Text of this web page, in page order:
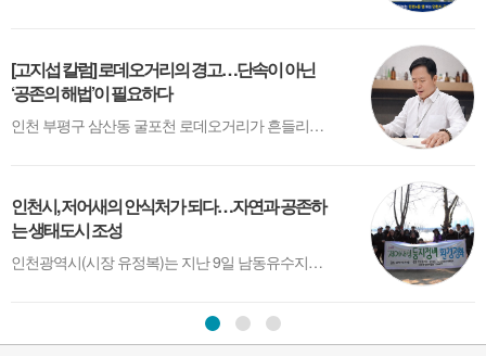
[고지섭 칼럼] 로데오거리의 경고…단속이 아닌
‘공존의 해법’이 필요하다
인천 부평구 삼산동 굴포천 로데오거리가 흔들리고 있다. 겉으로는 불법 테라스 단속을 둘러싼 갈등이지만, 그 이면을 들여다보면 훨씬 구조적인 문제가 자리하고 있다. 장사가 예전 같지 않은 상황에서 생존을 위한 선택이 ‘위법’으로 규정되고, 행정은 그 위에 칼날을 들이대고 있다.상인들에게 테라스는 사치가 아니다. 한 명의 ...
인천시, 저어새의 안식처가 되다…자연과 공존하
는 생태도시 조성
인천광역시(시장 유정복)는 지난 9일 남동유수지에서 대만 등지에서 월동한 후 매년 3월경 인천을 찾아오는 저어새를 위해 ‘저어새 둥지 정비' 행사를 진행했다고 밝혔다. 이번 행사는 국립생태원, 한국물새네트워크, 저어새NGO네트워크, 동아시아-대양주 철새이동경로 파트너십(EAAFP) 등 유관 단체와 자원봉사자, 시민들과 함께 참여...